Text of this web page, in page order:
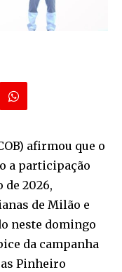
afirmou que o
a participação
de 2026,
de Milão e
neste domingo
da campanha
Pinheiro